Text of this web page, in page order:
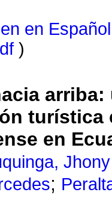
en Español
)
turística
en
Jhony
;